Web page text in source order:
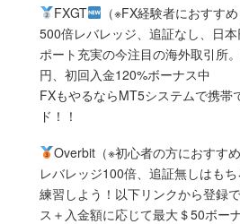
FXGT
（※FX経験者におすすめ
500倍レバレッジ、追証なし、日
ポート充実の今注目の海外取引所
円、初回入金120%ボーナス中
FXもやるならMT5システムで携帯
ド！！
Overbit（※初心者の方におすすめ
レバレッジ100倍、追証無しはも
練習しよう！以下リンクから登録
ス＋入金額に応じて最大＄50ボー